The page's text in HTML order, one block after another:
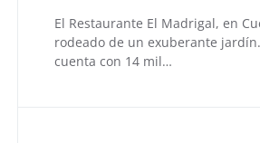
El Restaurante El Madrigal, en
rodeado de un exuberante
cuenta con 14 mil…